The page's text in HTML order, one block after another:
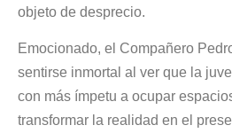
objeto de desprecio.
Emocionado, el Compañero
sentirse inmortal al ver que la
con más ímpetu a ocupar
transformar la realidad en el